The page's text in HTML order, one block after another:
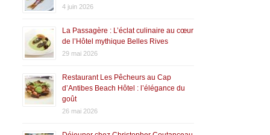
4 juin 2026
La Passagère : L’éclat culinaire au cœur
de l’Hôtel mythique Belles Rives
29 mai 2026
Restaurant Les Pêcheurs au Cap
d’Antibes Beach Hôtel : l’élégance du
goût
26 mai 2026